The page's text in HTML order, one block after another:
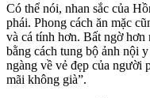
Có thể nói, nhan sắc của
phái. Phong cách ăn mặc
và cá tính hơn. Bất ngờ
bằng cách tung bộ ảnh nội
ngàng về vẻ đẹp của người
mãi không già”.